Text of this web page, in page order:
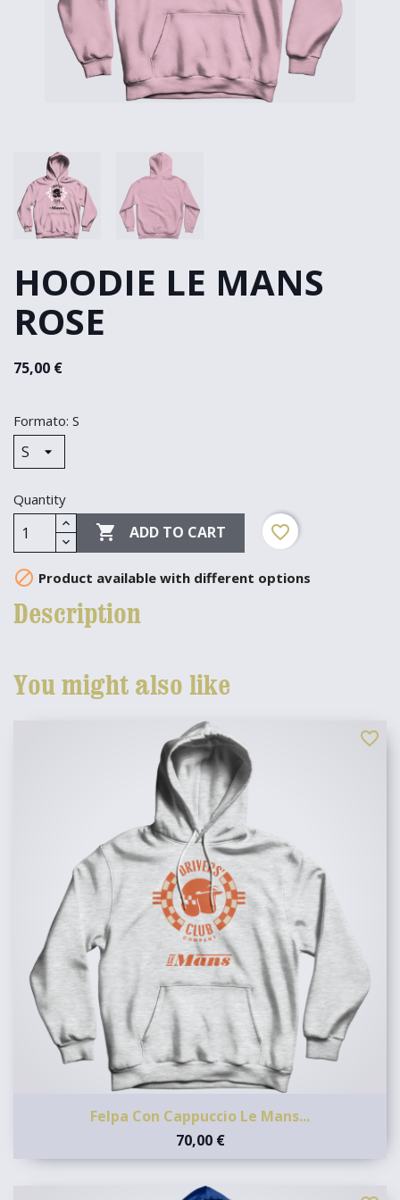
HOODIE LE MANS
ROSE
75,00 €
Formato: S
Quantity
 ADD TO CART favorite_border
 Product available with different options
Description
You might also like
Felpa Con Cappuccio Le Mans...
70,00 €
favorite_border